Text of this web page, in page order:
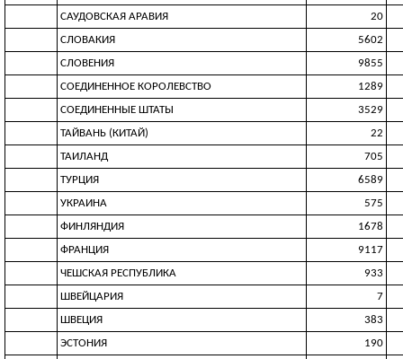
САУДОВСКАЯ АРАВИЯ
20
СЛОВАКИЯ
5602
СЛОВЕНИЯ
9855
СОЕДИНЕННОЕ КОРОЛЕВСТВО
1289
СОЕДИНЕННЫЕ ШТАТЫ
3529
ТАЙВАНЬ (КИТАЙ)
22
ТАИЛАНД
705
ТУРЦИЯ
6589
УКРАИНА
575
ФИНЛЯНДИЯ
1678
ФРАНЦИЯ
9117
ЧЕШСКАЯ РЕСПУБЛИКА
933
ШВЕЙЦАРИЯ
7
ШВЕЦИЯ
383
ЭСТОНИЯ
190